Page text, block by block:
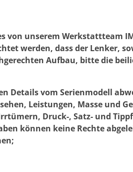
von unserem Werkstattteam
werden, dass der Lenker,
Aufbau, bitte die
Details vom Serienmodell
Leistungen, Masse und
Druck-, Satz- und
können keine Rechte